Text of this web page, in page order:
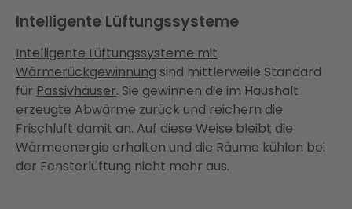
Intelligente Lüftungssysteme
Intelligente Lüftungssysteme mit
Wärmerückgewinnung sind mittlerweile Standard
für Passivhäuser. Sie gewinnen die im Haushalt
erzeugte Abwärme zurück und reichern die
Frischluft damit an. Auf diese Weise bleibt die
Wärmeenergie erhalten und die Räume kühlen bei
der Fensterlüftung nicht mehr aus.